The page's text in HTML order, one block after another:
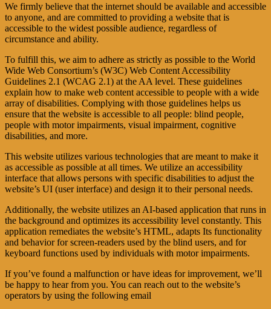
We firmly believe that the internet should be available and accessible
to anyone, and are committed to providing a website that is
accessible to the widest possible audience, regardless of
circumstance and ability.
To fulfill this, we aim to adhere as strictly as possible to the World
Wide Web Consortium’s (W3C) Web Content Accessibility
Guidelines 2.1 (WCAG 2.1) at the AA level. These guidelines
explain how to make web content accessible to people with a wide
array of disabilities. Complying with those guidelines helps us
ensure that the website is accessible to all people: blind people,
people with motor impairments, visual impairment, cognitive
disabilities, and more.
This website utilizes various technologies that are meant to make it
as accessible as possible at all times. We utilize an accessibility
interface that allows persons with specific disabilities to adjust the
website’s UI (user interface) and design it to their personal needs.
Additionally, the website utilizes an AI-based application that runs in
the background and optimizes its accessibility level constantly. This
application remediates the website’s HTML, adapts Its functionality
and behavior for screen-readers used by the blind users, and for
keyboard functions used by individuals with motor impairments.
If you’ve found a malfunction or have ideas for improvement, we’ll
be happy to hear from you. You can reach out to the website’s
operators by using the following email